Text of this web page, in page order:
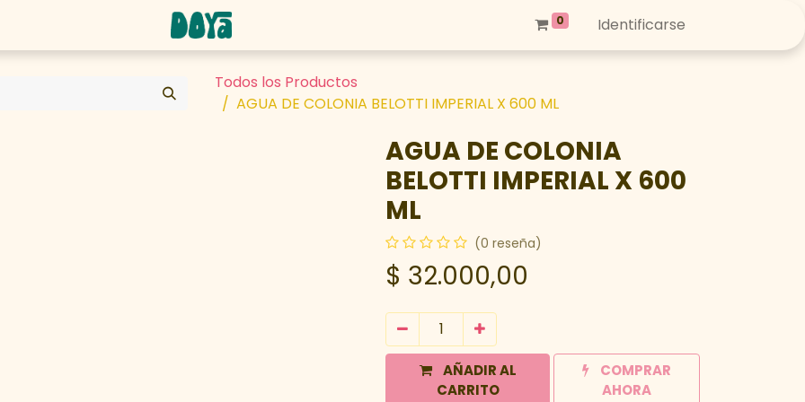
0 Identificarse
Todos los Productos
AGUA DE COLONIA BELOTTI IMPERIAL X 600 ML
AGUA DE COLONIA
BELOTTI IMPERIAL X 600
ML
(0 reseña)
$ 32.000,00
AÑADIR AL
CARRITO
COMPRAR
AHORA